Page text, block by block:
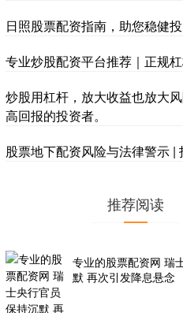
日照股票配资指南，助您稳健
专业炒股配资平台推荐｜正规
炒股用杠杆，放大收益也放大
高回报的投资者。
股票地下配资风险与法律警示 |
推荐阅读
专业的股票配资网 瑞
默 再次引发降息悬念